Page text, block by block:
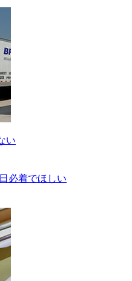
い
必着でほしい